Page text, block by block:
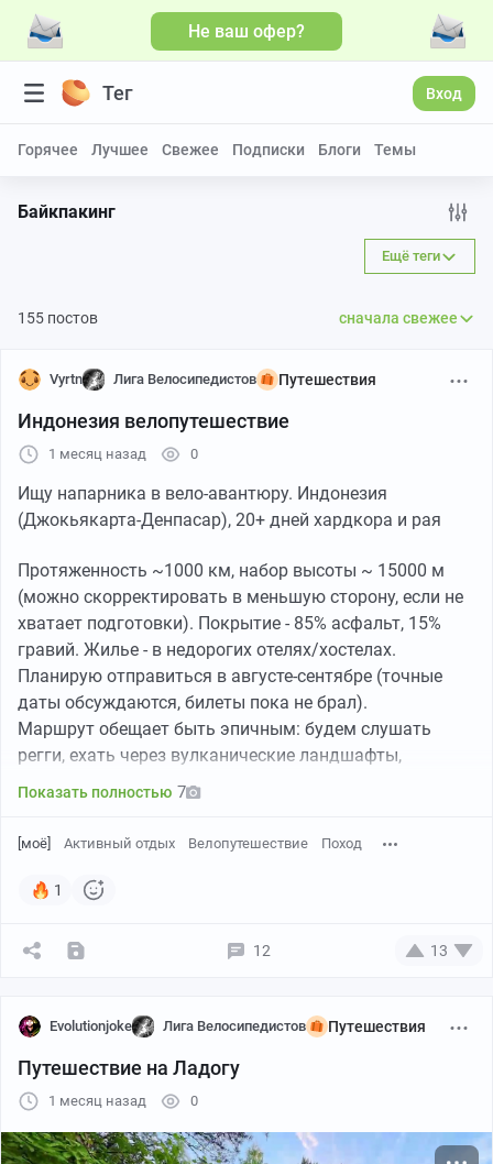
Не ваш офер?
Тег Вход
Горячее Лучшее Свежее Подписки Блоги Темы
Байкпакинг
Ещё теги
155 постов сначала свежее
Vyrtn Лига Велосипедистов Путешествия
Индонезия велопутешествие
1 месяц назад 0
Ищу напарника в вело-авантюру. Индонезия
(Джокьякарта-Денпасар), 20+ дней хардкора и рая
Протяженность ~1000 км, набор высоты ~ 15000 м
(можно скорректировать в меньшую сторону, если не
хватает подготовки). Покрытие - 85% асфальт, 15%
гравий. Жилье - в недорогих отелях/хостелах.
Планирую отправиться в августе-сентябре (точные
даты обсуждаются, билеты пока не брал).
Маршрут обещает быть эпичным: будем слушать
регги, ехать через вулканические ландшафты,
прибрежные серпантины, джунгли и рисовые поля.
Если не пугает вкручивать в жару, периодически
в день, то можем обсудить детали, пообщаться.
Кого заинтересовало-стучать в телегу @mariden20 :)
Показать полностью 7
[моё] Активный отдых Велопутешествие Поход
1
12 13
Evolutionjoke Лига Велосипедистов Путешествия
Путешествие на Ладогу
1 месяц назад 0
Больше видео